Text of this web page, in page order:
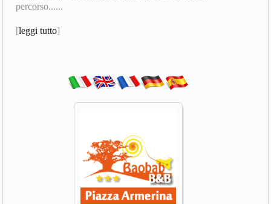
percorso......
[leggi tutto]